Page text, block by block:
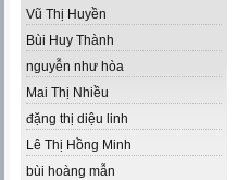
Vũ Thị Huyền
Bùi Huy Thành
nguyễn như hòa
Mai Thị Nhiều
đặng thị diệu linh
Lê Thị Hồng Minh
bùi hoàng mẫn